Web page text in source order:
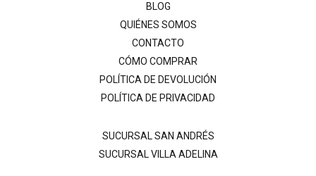
BLOG
QUIÉNES SOMOS
CONTACTO
CÓMO COMPRAR
POLÍTICA DE DEVOLUCIÓN
POLÍTICA DE PRIVACIDAD
SUCURSAL SAN ANDRÉS
SUCURSAL VILLA ADELINA